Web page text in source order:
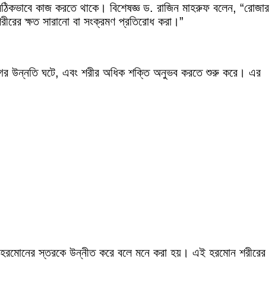
কাজ করতে থাকে। বিশেষজ্ঞ ড. রাজিন মাহরুফ বলেন, “রোজার
ক্ষত সারানো বা সংক্রমণ প্রতিরোধ করা।”
উন্নতি ঘটে, এবং শরীর অধিক শক্তি অনুভব করতে শুরু করে। এর
স্তরকে উন্নীত করে বলে মনে করা হয়। এই হরমোন শরীরের